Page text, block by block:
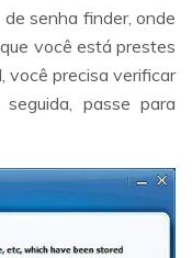
senha finder, onde
você está prestes
você precisa verificar
passe para